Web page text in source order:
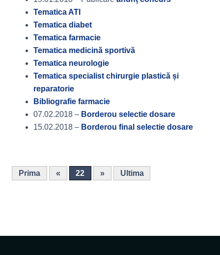
Tematica ATI
Tematica diabet
Tematica farmacie
Tematica medicină sportivă
Tematica neurologie
Tematica specialist chirurgie plastică și
reparatorie
Bibliografie farmacie
07.02.2018 – Borderou selectie dosare
15.02.2018 – Borderou final selectie dosare
Prima « 22 » Ultima